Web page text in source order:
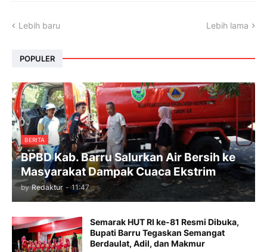
Lebih baru Lebih lama
POPULER
BERITA
BPBD Kab. Barru Salurkan Air Bersih ke
Masyarakat Dampak Cuaca Ekstrim
by Redaktur - 11:47
Semarak HUT RI ke-81 Resmi Dibuka,
Bupati Barru Tegaskan Semangat
Berdaulat, Adil, dan Makmur